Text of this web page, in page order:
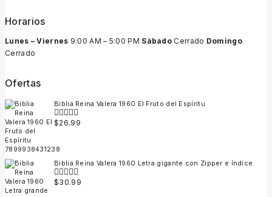
Horarios
Lunes – Viernes 9:00 AM – 5:00 PM Sábado Cerrado Domingo
Cerrado
Ofertas
Biblia Reina Valera 1960 El Fruto del Espíritu
0
5
$26.99
Biblia Reina Valera 1960 Letra gigante con Zipper e índice
0
$30.99